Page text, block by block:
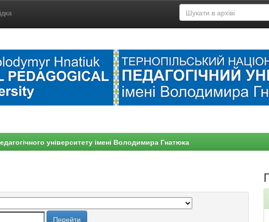
університету імені Володимира Гнатюка